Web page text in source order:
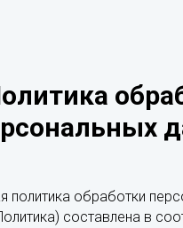
политика обработки
составлена в